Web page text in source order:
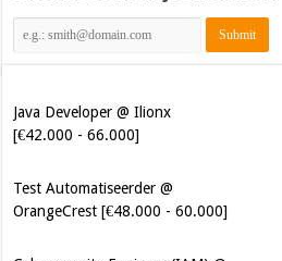
[€42.000 - 66.000]
OrangeCrest [€48.000 - 60.000]